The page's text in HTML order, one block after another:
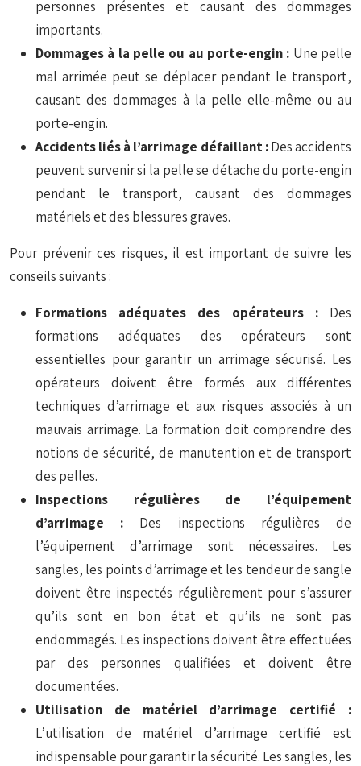
personnes présentes et causant des dommages
importants.
Dommages à la pelle ou au porte-engin : Une pelle
mal arrimée peut se déplacer pendant le transport,
causant des dommages à la pelle elle-même ou au
porte-engin.
Accidents liés à l’arrimage défaillant :Des accidents
peuvent survenir si la pelle se détache du porte-engin
pendant le transport, causant des dommages
matériels et des blessures graves.
Pour prévenir ces risques, il est important de suivre les
conseils suivants :
Formations adéquates des opérateurs : Des
formations adéquates des opérateurs sont
essentielles pour garantir un arrimage sécurisé. Les
opérateurs doivent être formés aux différentes
techniques d’arrimage et aux risques associés à un
mauvais arrimage. La formation doit comprendre des
notions de sécurité, de manutention et de transport
des pelles.
Inspections régulières de l’équipement
d’arrimage : Des inspections régulières de
l’équipement d’arrimage sont nécessaires. Les
sangles, les points d’arrimage et les tendeur de sangle
doivent être inspectés régulièrement pour s’assurer
qu’ils sont en bon état et qu’ils ne sont pas
endommagés. Les inspections doivent être effectuées
par des personnes qualifiées et doivent être
documentées.
Utilisation de matériel d’arrimage certifié :
L’utilisation de matériel d’arrimage certifié est
indispensable pour garantir la sécurité. Les sangles, les